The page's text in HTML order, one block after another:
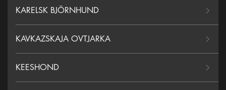
KARELSK BJÖRNHUND
KAVKAZSKAJA OVTJARKA
KEESHOND